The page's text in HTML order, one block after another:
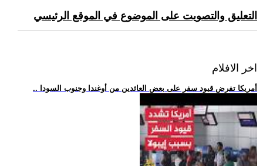
التعليق والتصويت على الموضوع في الموقع الرئيسي
اخر الافلام
.. أمريكا تفرض قيود سفر على بعض العائدين من أوغندا وجنوب السودا